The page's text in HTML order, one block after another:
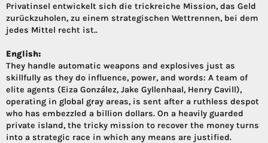
Privatinsel entwickelt sich die trickreiche Mission, das Geld
zurückzuholen, zu einem strategischen Wettrennen, bei dem
jedes Mittel recht ist..
English:
They handle automatic weapons and explosives just as
skillfully as they do influence, power, and words: A team of
elite agents (Eiza González, Jake Gyllenhaal, Henry Cavill),
operating in global gray areas, is sent after a ruthless despot
who has embezzled a billion dollars. On a heavily guarded
private island, the tricky mission to recover the money turns
into a strategic race in which any means are justified.